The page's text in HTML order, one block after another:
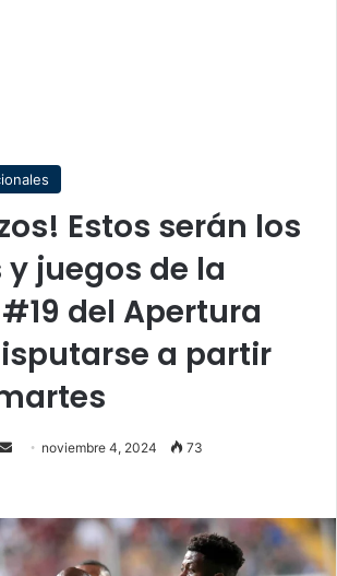
Estos serán los
juegos de la
del Apertura
a partir
Send noviembre 4, 2024 73